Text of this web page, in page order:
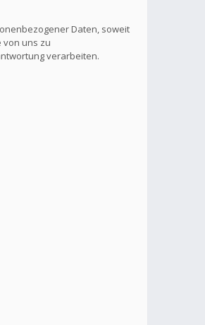
Daten, soweit
von uns zu
verarbeiten.